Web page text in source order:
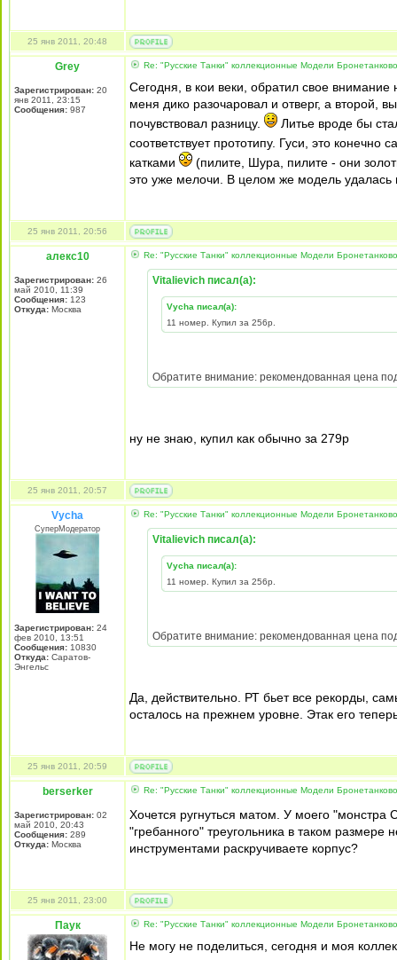
25 янв 2011, 20:48
Grey
Зарегистрирован: 20
янв 2011, 23:15
Сообщения: 987
Re: "Русские Танки" коллекционные Модели
Сегодня, в кои веки, обратил свое
меня дико разочаровал и отверг, а второй,
почувствовал разницу.
Литье вроде бы
соответствует прототипу. Гуси, это конечно
катками
(пилите, Шура, пилите - они
это уже мелочи. В целом же модель удалась
25 янв 2011, 20:56
алекс10
Зарегистрирован: 26
май 2010, 11:39
Сообщения: 123
Откуда: Москва
Re: "Русские Танки" коллекционные Модели
Vitalievich писал(а):
Vycha писал(а):
11 номер. Купил за 256р.
Обратите внимание: рекомендованная цена
ну не знаю, купил как обычно за 279р
25 янв 2011, 20:57
Vycha
СуперМодератор
Зарегистрирован: 24
фев 2010, 13:51
Сообщения: 10830
Откуда: Саратов-
Энгельс
Re: "Русские Танки" коллекционные Модели
Vitalievich писал(а):
Vycha писал(а):
11 номер. Купил за 256р.
Обратите внимание: рекомендованная цена
Да, действительно. РТ бьет все рекорды,
осталось на прежнем уровне. Этак его
25 янв 2011, 20:59
berserker
Зарегистрирован: 02
май 2010, 20:43
Сообщения: 289
Откуда: Москва
Re: "Русские Танки" коллекционные Модели
Хочется ругнуться матом. У моего
"гребанного" треугольника в таком
инструментами раскручиваете корпус?
25 янв 2011, 23:00
Паук Re: "Русские Танки" коллекционные Модели
Не могу не поделиться, сегодня и моя